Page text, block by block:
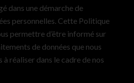
dans une démarche de
personnelles. Cette Politique
permettre d’être informé sur
de données que nous
à réaliser dans le cadre de nos